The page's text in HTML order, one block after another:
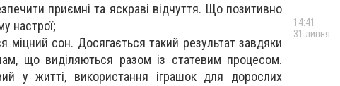
приємні та яскраві відчуття. Що позитивно
настрої;
міцний сон. Досягається такий результат завдяки
що виділяються разом із статевим процесом.
у житті, використання іграшок для дорослих
14:41
31 липня